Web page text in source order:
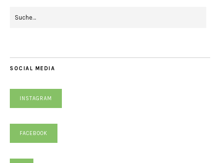
SOCIAL MEDIA
INSTAGRAM
FACEBOOK